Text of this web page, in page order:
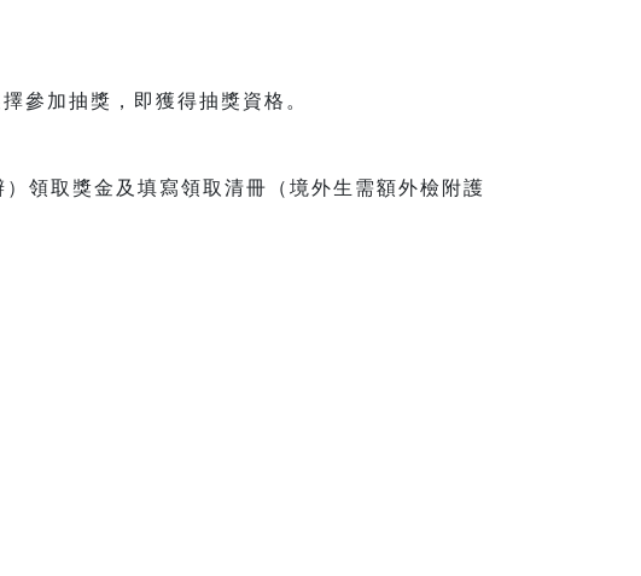
參加抽獎，即獲得抽獎資格。
領取獎金及填寫領取清冊（境外生需額外檢附護